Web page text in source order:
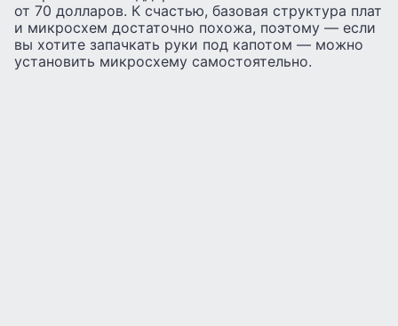
от 70 долларов. К счастью, базовая структура плат
и микросхем достаточно похожа, поэтому — если
вы хотите запачкать руки под капотом — можно
установить микросхему самостоятельно.